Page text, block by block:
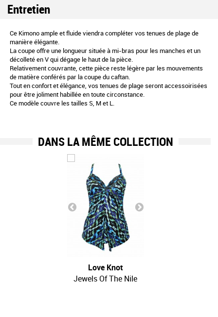
Entretien
Ce Kimono ample et fluide viendra compléter vos tenues de plage de
manière élégante.
La coupe offre une longueur située à mi-bras pour les manches et un
décolleté en V qui dégage le haut de la pièce.
Relativement couvrante, cette pièce reste légère par les mouvements
de matière conférés par la coupe du caftan.
Tout en confort et élégance, vos tenues de plage seront accessoirisées
pour être joliment habillée en toute circonstance.
Ce modèle couvre les tailles S, M et L.
DANS LA MÊME COLLECTION
Love Knot
Jewels Of The Nile